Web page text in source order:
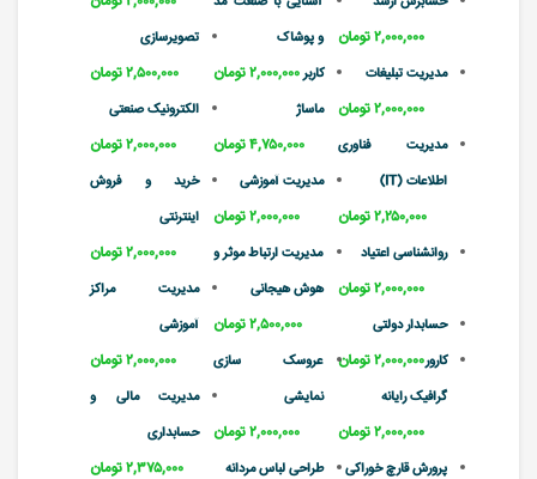
۲,۰۰۰,۰۰۰ تومان
مدیریت تبلیغات
۲,۰۰۰,۰۰۰ تومان
مدیریت فناوری
اطلاعات (IT)
۲,۲۵۰,۰۰۰ تومان
روانشناسی اعتیاد
۲,۰۰۰,۰۰۰ تومان
حسابدار دولتی
۲,۰۰۰,۰۰۰ تومانکارور
گرافیک رایانه
۲,۰۰۰,۰۰۰ تومان
پرورش قارچ خوراکی
و پوشاک
۲,۰۰۰,۰۰۰ تومانکاربر
ماساژ
۴,۷۵۰,۰۰۰ تومان
مدیریت آموزشی
۲,۰۰۰,۰۰۰ تومان
مدیریت ارتباط موثر و
هوش هیجانی
۲,۵۰۰,۰۰۰ تومان
عروسک سازی
نمایشی
۲,۰۰۰,۰۰۰ تومان
طراحی لباس مردانه
تصویرسازی
۲,۵۰۰,۰۰۰ تومان
الکترونیک صنعتی
۲,۰۰۰,۰۰۰ تومان
خرید و فروش
اینترنتی
۲,۰۰۰,۰۰۰ تومان
مدیریت مراکز
آموزشی
۲,۰۰۰,۰۰۰ تومان
مدیریت مالی و
حسابداری
۲,۳۷۵,۰۰۰ تومان